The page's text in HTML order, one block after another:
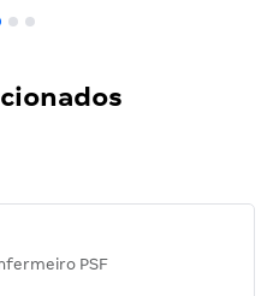
PSF